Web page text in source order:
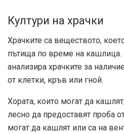
Култури на храчки
Храчките са веществото,
пътища по време на кашлица.
анализира храчките за
от клетки, кръв или гной.
Хората, които могат да
лесно да предоставят проба
могат да кашлят или са на